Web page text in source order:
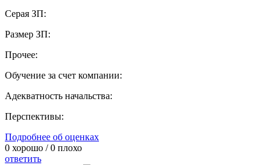
Серая ЗП:
Размер ЗП:
Прочее:
Обучение за счет компании:
Адекватность начальства:
Перспективы:
Подробнее об оценках
0 хорошо /0 плохо
ответить